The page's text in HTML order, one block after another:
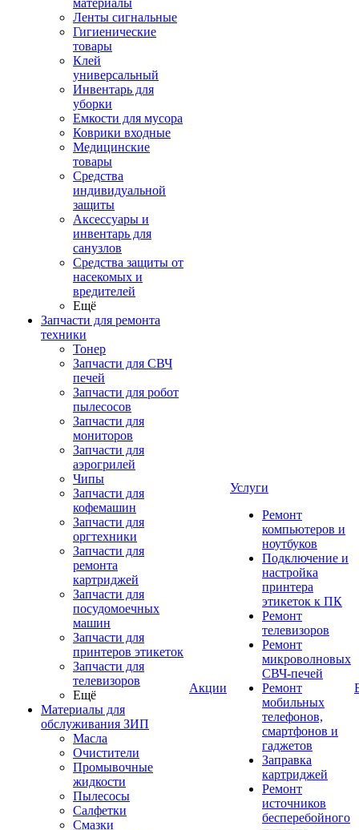
материалы
Ленты сигнальные
Гигиенические
товары
Клей
универсальный
Инвентарь для
уборки
Емкости для мусора
Коврики входные
Медицинские
товары
Средства
индивидуальной
защиты
Аксессуары и
инвентарь для
санузлов
Средства защиты от
насекомых и
вредителей
Ещё
Запчасти для ремонта
техники
Тонер
Запчасти для СВЧ
печей
Запчасти для робот
пылесосов
Запчасти для
мониторов
Запчасти для
аэрогрилей
Чипы
Запчасти для
кофемашин
Запчасти для
оргтехники
Запчасти для
ремонта
картриджей
Запчасти для
посудомоечных
машин
Запчасти для
принтеров этикеток
Запчасти для
телевизоров
Ещё
Материалы для
обслуживания ЗИП
Масла
Очистители
Промывочные
жидкости
Пылесосы
Салфетки
Смазки
Акции
Услуги
Ремонт
компьютеров и
ноутбуков
Подключение и
настройка
принтера
этикеток к ПК
Ремонт
телевизоров
Ремонт
микроволновых
СВЧ-печей
Ремонт
мобильных
телефонов,
смартфонов и
гаджетов
Заправка
картриджей
Ремонт
источников
бесперебойного